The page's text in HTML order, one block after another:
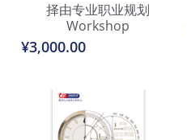
择由专业职业规划
Workshop
¥3,000.00